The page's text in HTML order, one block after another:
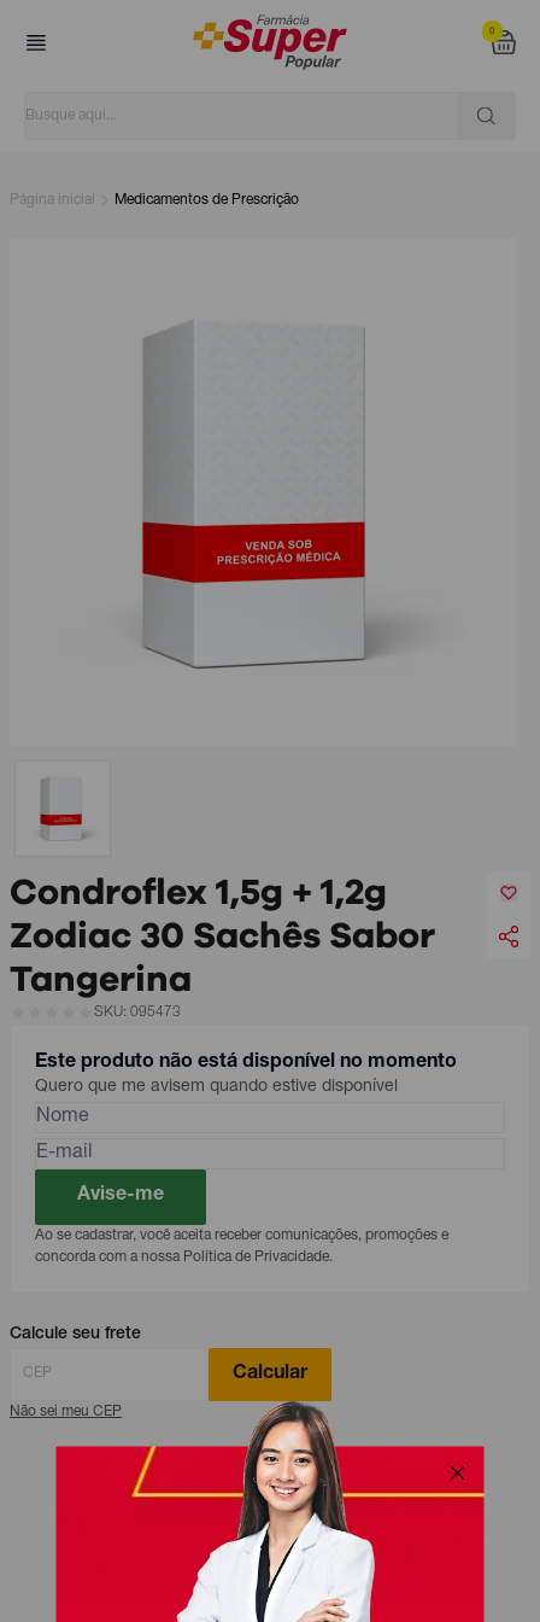
0
Página inicial Medicamentos de Prescrição
Condroflex 1,5g + 1,2g
Zodiac 30 Sachês Sabor
Tangerina
SKU: 095473
Este produto não está disponível no momento
Quero que me avisem quando estive disponível
Avise-me
Ao se cadastrar, você aceita receber comunicações, promoções e
concorda com a nossa Política de Privacidade.
Calcule seu frete
Calcular
Não sei meu CEP